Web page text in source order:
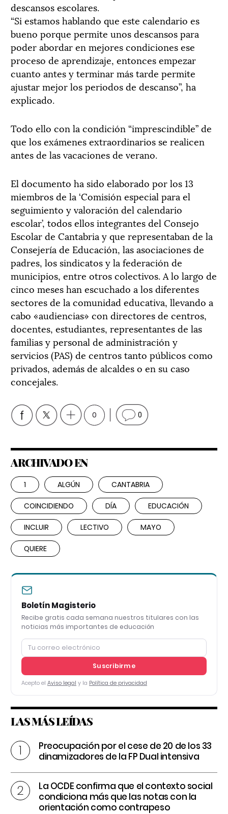
descansos escolares.
“Si estamos hablando que este calendario es
bueno porque permite unos descansos para
poder abordar en mejores condiciones ese
proceso de aprendizaje, entonces empezar
cuanto antes y terminar más tarde permite
ajustar mejor los periodos de descanso”, ha
explicado.
Todo ello con la condición “imprescindible” de
que los exámenes extraordinarios se realicen
antes de las vacaciones de verano.
El documento ha sido elaborado por los 13
miembros de la ‘Comisión especial para el
seguimiento y valoración del calendario
escolar’, todos ellos integrantes del Consejo
Escolar de Cantabria y que representaban de la
Consejería de Educación, las asociaciones de
padres, los sindicatos y la federación de
municipios, entre otros colectivos. A lo largo de
cinco meses han escuchado a los diferentes
sectores de la comunidad educativa, llevando a
cabo «audiencias» con directores de centros,
docentes, estudiantes, representantes de las
familias y personal de administración y
servicios (PAS) de centros tanto públicos como
privados, además de alcaldes o en su caso
concejales.
0 0
ARCHIVADO EN
1 ALGÚN CANTABRIA
COINCIDIENDO DÍA EDUCACIÓN
INCLUIR LECTIVO MAYO
QUIERE
Boletín Magisterio
Recibe gratis cada semana nuestros titulares con las
noticias más importantes de educación
Suscribirme
Acepto el Aviso legal y la Política de privacidad
LAS MÁS LEÍDAS
Preocupación por el cese de 20 de los 33
dinamizadores de la FP Dual intensiva
La OCDE confirma que el contexto social
condiciona más que las notas con la
orientación como contrapeso